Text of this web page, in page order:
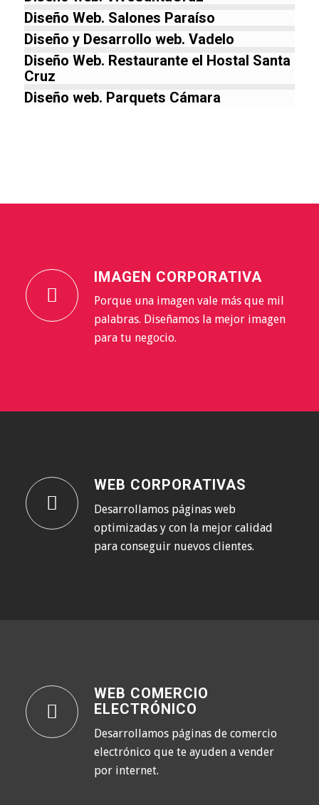
Diseño Web. Salones Paraíso
Diseño y Desarrollo web. Vadelo
Diseño Web. Restaurante el Hostal Santa
Cruz
Diseño web. Parquets Cámara
IMAGEN CORPORATIVA
Porque una imagen vale más que mil
palabras. Diseñamos la mejor imagen
para tu negocio.
WEB CORPORATIVAS
Desarrollamos páginas web
optimizadas y con la mejor calidad
para conseguir nuevos clientes.
WEB COMERCIO
ELECTRÓNICO
Desarrollamos páginas de comercio
electrónico que te ayuden a vender
por internet.